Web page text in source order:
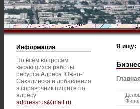
Информация
По всем вопросам
касающихся работы
ресурса Адреса Южно-
Сахалинска и добавления
в справочник пишите по
адресу
addressrus@mail.ru.
Я ищу: